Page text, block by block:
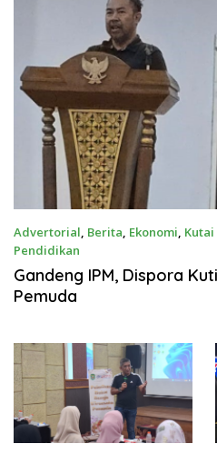
Advertorial, Berita, Ekonomi,
Pendidikan
November 22, 2025
Gandeng IPM, Dispora
Pemuda